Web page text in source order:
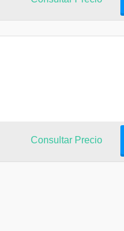
Consultar Precio